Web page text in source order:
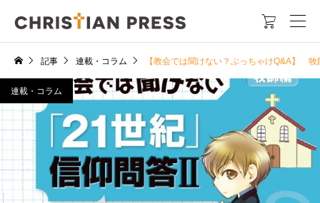

記事 連載・コラム 【教会では聞けない？ぶっちゃけQ&A】
連載・コラム